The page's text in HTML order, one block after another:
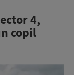
4,
copil